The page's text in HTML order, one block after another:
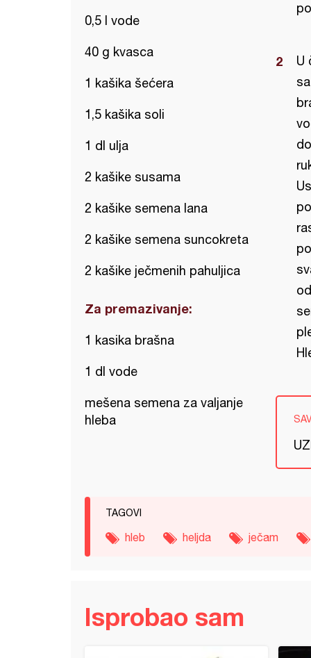
0,5 l vode
40 g kvasca
1 kašika šećera
1,5 kašika soli
1 dl ulja
2 kašike susama
2 kašike semena lana
2 kašike semena suncokreta
2 kašike ječmenih pahuljica
Za premazivanje:
1 kasika brašna
1 dl vode
mešena semena za valjanje
hleba
U
TAGOVI
hleb heljda ječam
Isprobao sam